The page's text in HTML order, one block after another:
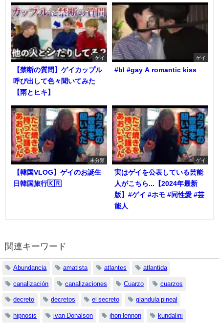
ゲイ
【禁断の質問】ゲイカップル
呼び出して色々聞いてみた
【雨とヒキ】
ゲイ
#bl #gay A romantic kiss
未分類
【韓国VLOG】ゲイのお誕生
日韓国旅行🇰🇷
ゲイ
実はゲイを公表している芸能
人がこちら...【2024年最新
版】#ゲイ #ホモ #同性愛 #芸
能人
関連キーワード
Abundancia amatista atlantes atlantida
canalización canalizaciones Cuarzo cuarzos
decreto decretos el secreto glandula pineal
hipnosis ivan Donalson jhon lennon kundalini